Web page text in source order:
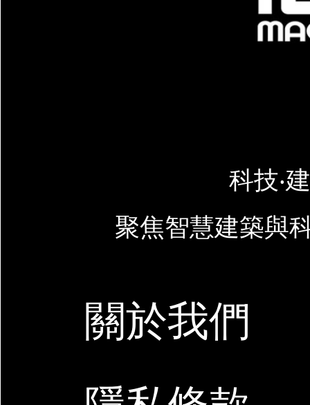
科技‧
聚焦智慧建築與
關於我們